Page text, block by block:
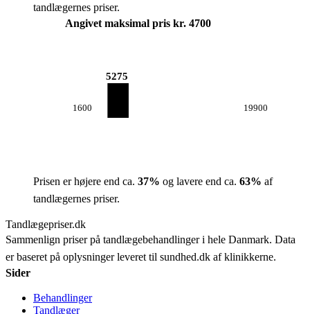
tandlægernes priser.
Angivet maksimal pris kr. 4700
1600
5275
19900
Prisen er højere end ca. 37% og lavere end ca. 63% af
tandlægernes priser.
Tandlægepriser.dk
Sammenlign priser på tandlægebehandlinger i hele Danmark. Data
er baseret på oplysninger leveret til sundhed.dk af klinikkerne.
Sider
Behandlinger
Tandlæger